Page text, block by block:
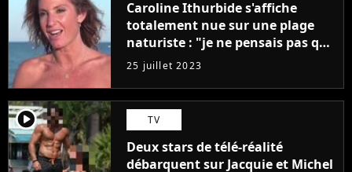
Caroline Ithurbide s'affiche
totalement nue sur une plage
naturiste : "je ne pensais pas que
j'arriverais à le faire..."
25 juillet 2023
player2 TV
Deux stars de télé-réalité
débarquent sur Jacquie et Michel